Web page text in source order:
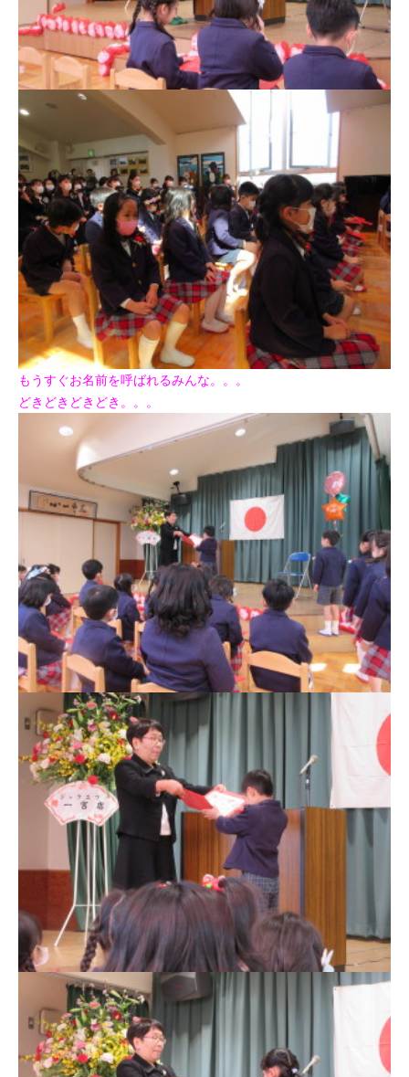
もうすぐお名前を呼ばれるみんな。。。
どきどきどきどき。。。